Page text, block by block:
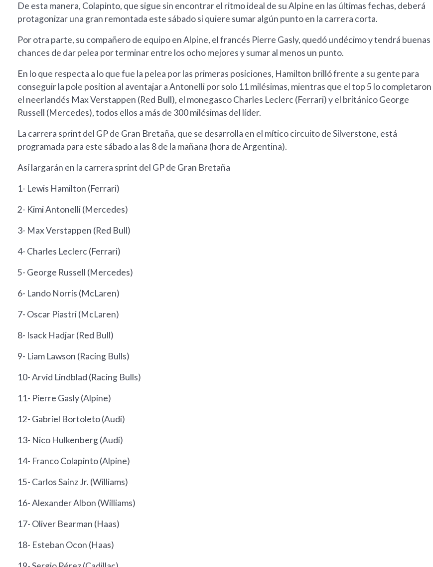
De esta manera, Colapinto, que sigue sin encontrar el ritmo ideal de su Alpine en las últimas fechas, deberá
protagonizar una gran remontada este sábado si quiere sumar algún punto en la carrera corta.
Por otra parte, su compañero de equipo en Alpine, el francés Pierre Gasly, quedó undécimo y tendrá buenas
chances de dar pelea por terminar entre los ocho mejores y sumar al menos un punto.
En lo que respecta a lo que fue la pelea por las primeras posiciones, Hamilton brilló frente a su gente para
conseguir la pole position al aventajar a Antonelli por solo 11 milésimas, mientras que el top 5 lo completaron
el neerlandés Max Verstappen (Red Bull), el monegasco Charles Leclerc (Ferrari) y el británico George
Russell (Mercedes), todos ellos a más de 300 milésimas del líder.
La carrera sprint del GP de Gran Bretaña, que se desarrolla en el mítico circuito de Silverstone, está
programada para este sábado a las 8 de la mañana (hora de Argentina).
Así largarán en la carrera sprint del GP de Gran Bretaña
1- Lewis Hamilton (Ferrari)
2- Kimi Antonelli (Mercedes)
3- Max Verstappen (Red Bull)
4- Charles Leclerc (Ferrari)
5- George Russell (Mercedes)
6- Lando Norris (McLaren)
7- Oscar Piastri (McLaren)
8- Isack Hadjar (Red Bull)
9- Liam Lawson (Racing Bulls)
10- Arvid Lindblad (Racing Bulls)
11- Pierre Gasly (Alpine)
12- Gabriel Bortoleto (Audi)
13- Nico Hulkenberg (Audi)
14- Franco Colapinto (Alpine)
15- Carlos Sainz Jr. (Williams)
16- Alexander Albon (Williams)
17- Oliver Bearman (Haas)
18- Esteban Ocon (Haas)